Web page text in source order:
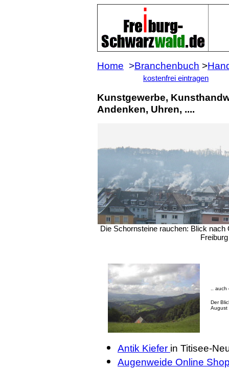
Home >Branchenbuch >
kostenfrei eintragen
Kunstgewerbe,
Andenken, Uhren, ....
Die Schornsteine rauchen: Blick
..
Der
August
Antik Kiefer in Titisee-
Augenweide Online